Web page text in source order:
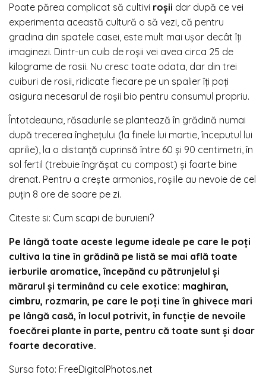
Poate părea complicat să cultivi roșii dar după ce vei
experimenta această cultură o să vezi, că pentru
gradina din spatele casei, este mult mai ușor decât îți
imaginezi. Dintr-un cuib de roșii vei avea circa 25 de
kilograme de rosii. Nu cresc toate odata, dar din trei
cuiburi de rosii, ridicate fiecare pe un spalier îți poți
asigura necesarul de roșii bio pentru consumul propriu.
Întotdeauna, răsadurile se plantează în grădină numai
după trecerea înghețului (la finele lui martie, începutul lui
aprilie), la o distanță cuprinsă între 60 și 90 centimetri, în
sol fertil (trebuie îngrășat cu compost) și foarte bine
drenat. Pentru a crește armonios, roșiile au nevoie de cel
puțin 8 ore de soare pe zi.
Citeste si: Cum scapi de buruieni?
Pe lângă toate aceste legume ideale pe care le poți
cultiva la tine în grădină pe listă se mai află toate
ierburile aromatice, începănd cu pătrunjelul și
mărarul și terminând cu cele exotice: maghiran,
cimbru, rozmarin, pe care le poți tine în ghivece mari
pe lângă casă, în locul potrivit, în funcție de nevoile
foecărei plante în parte, pentru că toate sunt și doar
foarte decorative.
Sursa foto: FreeDigitalPhotos.net